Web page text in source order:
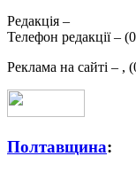
Редакція –
Телефон редакції –
Реклама на сайті – ,
Полтавщина: